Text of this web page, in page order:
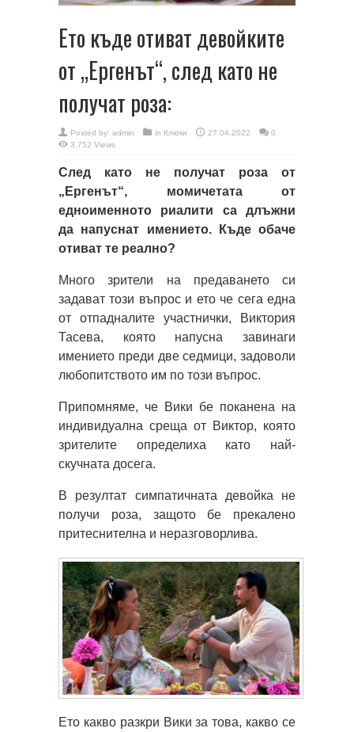
Ето къде отиват девойките
от „Ергенът“, след като не
получат роза:
Posted by: admin in Клюки 27.04.2022
0
3,752 Views
След като не получат роза от
„Ергенът“, момичетата от
едноименното риалити са длъжни
да напуснат имението. Къде обаче
отиват те реално?
Много зрители на предаването си
задават този въпрос и ето че сега една
от отпадналите участнички, Виктория
Тасева, която напусна завинаги
имението преди две седмици, задоволи
любопитството им по този въпрос.
Припомняме, че Вики бе поканена на
индивидуална среща от Виктор, която
зрителите определиха като най-
скучната досега.
В резултат симпатичната девойка не
получи роза, защото бе прекалено
притеснителна и неразговорлива.
Ето какво разкри Вики за това, какво се